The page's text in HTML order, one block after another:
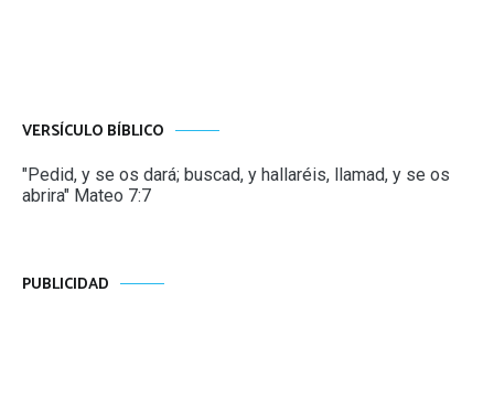
VERSÍCULO BÍBLICO
"Pedid, y se os dará; buscad, y hallaréis, llamad, y se os
abrira" Mateo 7:7
PUBLICIDAD